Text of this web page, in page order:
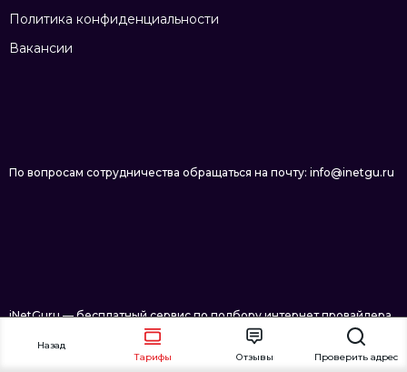
Назад
Политика конфиденциальности
Вакансии
По вопросам сотрудничества обращаться на почту: info@inetgu.ru
iNetGuru — бесплатный сервис по подбору интернет провайдера